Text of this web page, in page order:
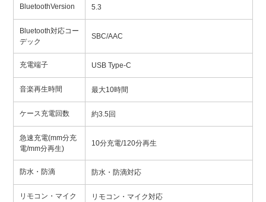
BluetoothVersion 5.3
Bluetooth対応コー
デック
SBC/AAC
充電端子 USB Type-C
音楽再生時間 最大10時間
ケース充電回数 約3.5回
急速充電(mm分充
電/mm分再生)
10分充電/120分再生
防水・防滴 防水・防滴対応
リモコン・マイク リモコン・マイク対応